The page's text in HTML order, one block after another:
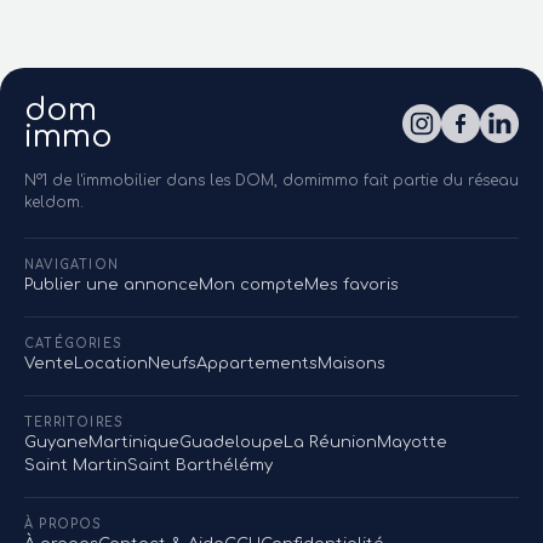
dom
immo
N°1 de l'immobilier dans les DOM, domimmo fait partie du réseau
keldom.
NAVIGATION
Publier une annonceMon compteMes favoris
CATÉGORIES
Vente LocationNeufsAppartementsMaisons
TERRITOIRES
GuyaneMartiniqueGuadeloupe La RéunionMayotte
Saint MartinSaint Barthélémy
À PROPOS